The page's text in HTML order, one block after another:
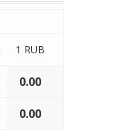
1 RUB
0.00
0.00